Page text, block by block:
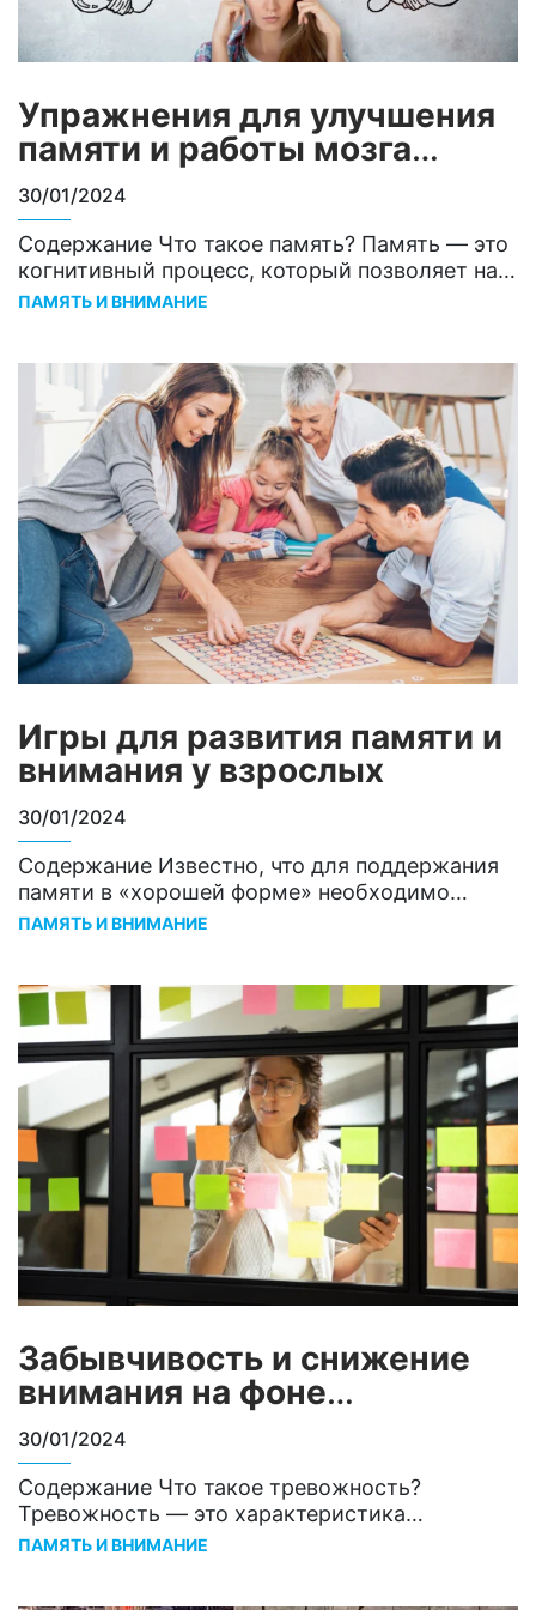
Упражнения для улучшения
памяти и работы мозга
взрослым
30/01/2024
Содержание Что такое память? Память — это
когнитивный процесс, который позволяет нам
вспоминать прошлый опыт, учиться и
клеток мозга, которые требуют большое
количество энергии для своей работы2. По
мере взросления способность запоминать
ухудшается, мы часто забываем некоторые
вещи. Чтобы преодолеть эту проблему,
необходимо тренировать…
ПАМЯТЬ И ВНИМАНИЕ
Игры для развития памяти и
внимания у взрослых
30/01/2024
Содержание Известно, что для поддержания
памяти в «хорошей форме» необходимо
регулярно ее тренировать и стимулировать
пожилым людям вследствие возрастающего
риска когнитивных нарушений. Такие занятия,
как решение логических задач и разгадывание
кроссвордов, заставляют мозги «работать».
Любая деятельность, связанная с обработкой
большого объема информации, способствует
укреплению памяти…
ПАМЯТЬ И ВНИМАНИЕ
Забывчивость и снижение
внимания на фоне
тревожности
30/01/2024
Содержание Что такое тревожность?
Тревожность — это характеристика
психического состояния, при котором человек
ПАМЯТЬ И ВНИМАНИЕ